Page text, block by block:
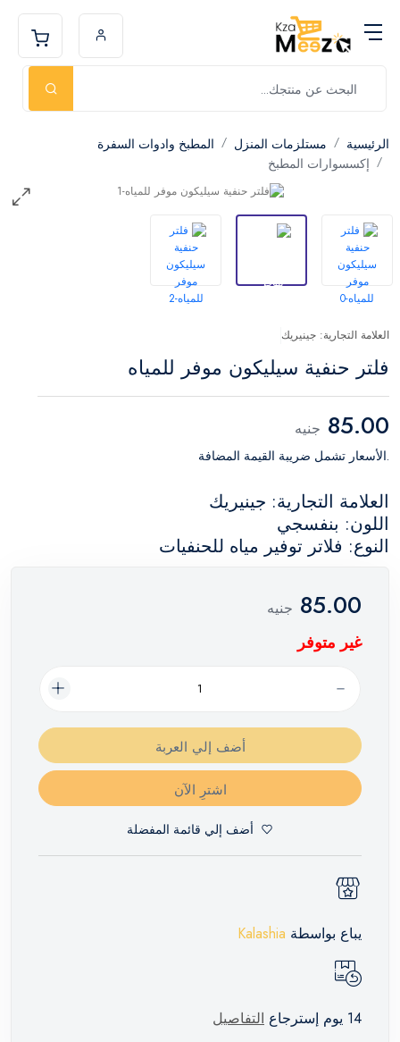
الرئيسية مستلزمات المنزل
المطبخ وادوات السفرة
إكسسوارات المطبخ
العلامة التجارية: جينيريك
فلتر حنفية سيليكون موفر للمياه
85.00 جنيه
.الأسعار تشمل ضريبة القيمة المضافة
العلامة التجارية: جينيريك
اللون: بنفسجي
النوع: فلاتر توفير مياه للحنفيات
85.00 جنيه
غير متوفر
أضف إلي العربة
اشترِ الآن
أضف إلي قائمة المفضلة
يباع بواسطة Kalashia
14 يوم إسترجاع التفاصيل